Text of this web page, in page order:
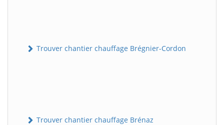
Trouver chantier chauffage Brégnier-Cordon
Trouver chantier chauffage Brénaz